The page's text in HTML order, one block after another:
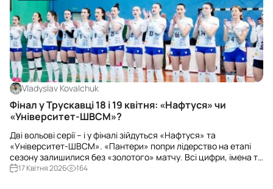
Vladyslav Kovalchuk
Фінал у Трускавці 18 і 19 квітня: «Нафтуся» чи
«Університет-ШВСМ»?
Дві вольові серії – і у фіналі зійдуться «Нафтуся» та
«Університет-ШВСМ». «Пантери» попри лідерство на етапі
сезону залишилися без «золотого» матчу. Всі цифри, імена та
ключові епізоди – в огляді.
17 Квітня 2026 164